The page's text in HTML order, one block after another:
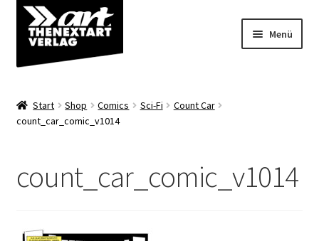
Zur
Navigation
springen
Zum
Inhalt
springen
Menü
Shop
Start Shop Comics Sci-Fi
Count Car
count_car_comic_v1014
count_car_comic_v1014